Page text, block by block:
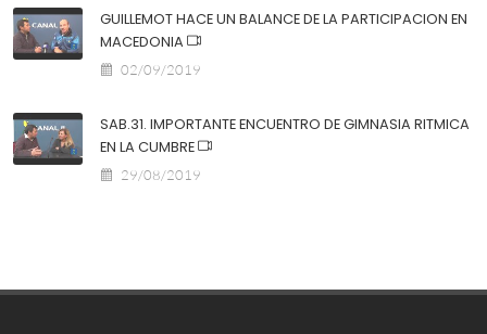
GUILLEMOT HACE UN BALANCE DE LA PARTICIPACION EN
MACEDONIA
02/09/2019
SAB.31. IMPORTANTE ENCUENTRO DE GIMNASIA RITMICA
EN LA CUMBRE
29/08/2019